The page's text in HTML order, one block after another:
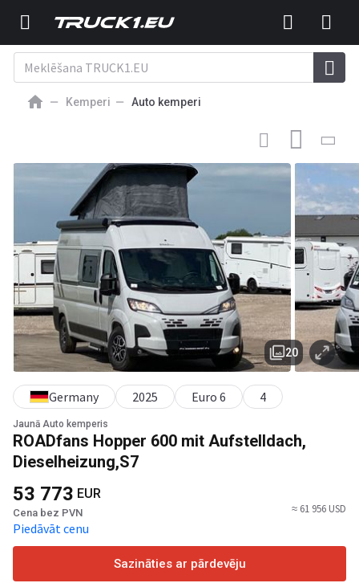
Kemperi Auto kemperi
Jaunā Auto kemperis
ROADfans Hopper 600 mit Aufstelldach,
Dieselheizung,S7
20
Germany 2025 Euro 6 4
53 773 EUR
Cena bez PVN
Piedāvāt cenu
≈ 61 956 USD
Sazināties ar pārdevēju